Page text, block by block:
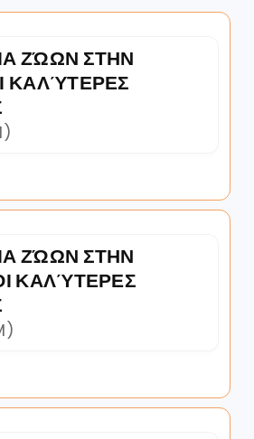
ΖΏΩΝ ΣΤΗΝ
ΚΑΛΎΤΕΡΕΣ
ΖΏΩΝ ΣΤΗΝ
ΚΑΛΎΤΕΡΕΣ